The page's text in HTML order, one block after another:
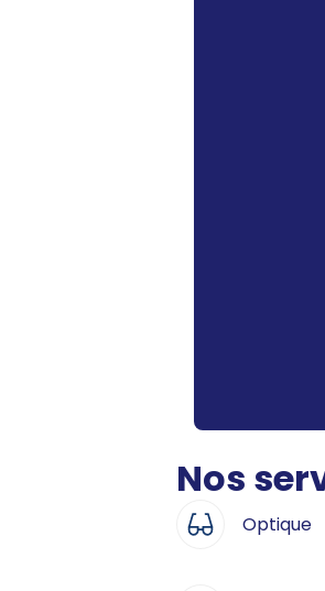
Nos
Optique